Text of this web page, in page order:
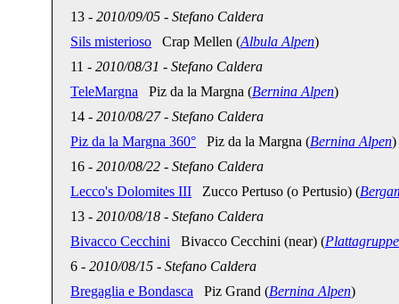
13 - 2010/09/05 - Stefano Caldera
Sils misterioso Crap Mellen (Albula Alpen)
11 - 2010/08/31 - Stefano Caldera
TeleMargna Piz da la Margna (Bernina Alpen)
14 - 2010/08/27- Stefano Caldera
Piz da la Margna 360° Piz da la Margna (Bernina Alpen)
16 - 2010/08/22 - Stefano Caldera
Lecco's Dolomites III Zucco Pertuso (o Pertusio) (
13 - 2010/08/18 - Stefano Caldera
Bivacco Cecchini Bivacco Cecchini (near) (Plattagruppe
6 - 2010/08/15 - Stefano Caldera
Bregaglia e Bondasca Piz Grand (Bernina Alpen)